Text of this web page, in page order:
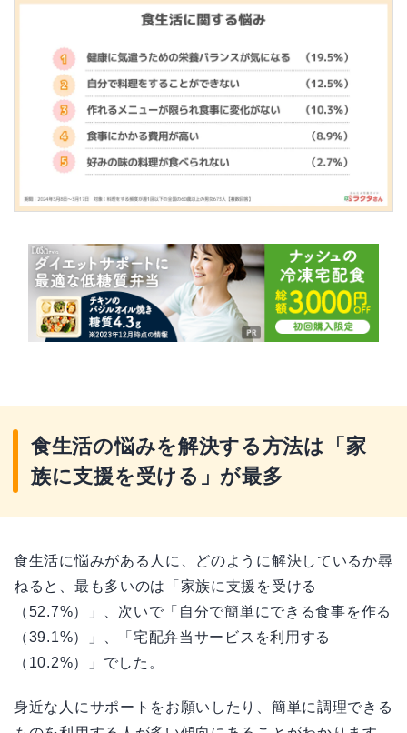
食生活の悩みを解決する方法は「家
族に支援を受ける」が最多
食生活に悩みがある人に、どのように解決しているか尋
ねると、最も多いのは「家族に支援を受ける
（52.7%）」、次いで「自分で簡単にできる食事を作る
（39.1%）」、「宅配弁当サービスを利用する
（10.2%）」でした。
身近な人にサポートをお願いしたり、簡単に調理できる